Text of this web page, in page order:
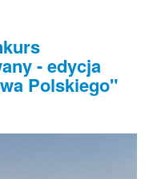
- edycja
Polskiego"